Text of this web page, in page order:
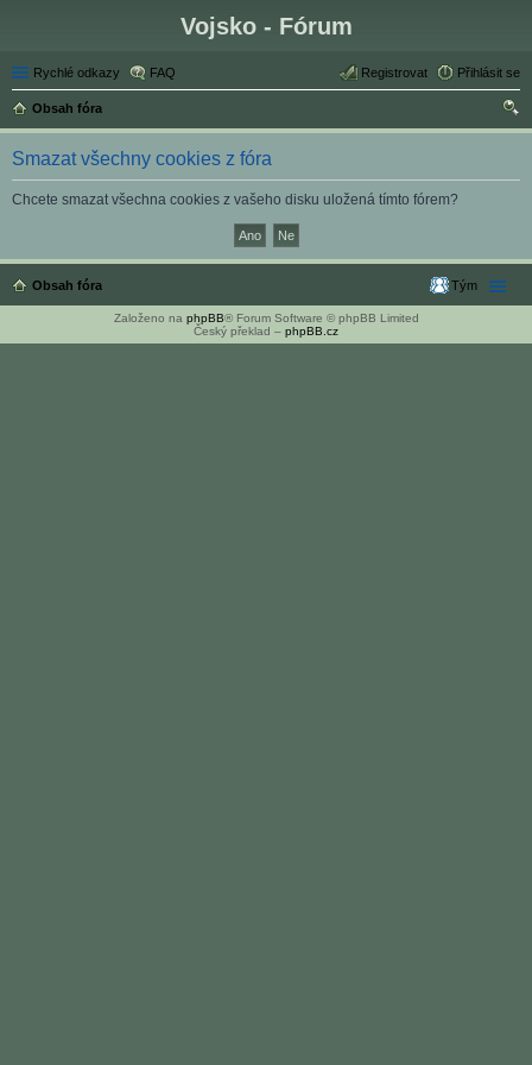
Vojsko - Fórum
Rychlé odkazy FAQ Přihlásit se
Registrovat
Obsah fóra
led
Smazat všechny cookies z fóra
Chcete smazat všechna cookies z vašeho disku uložená tímto fórem?
Obsah fóra Tým
Založeno na phpBB® Forum Software © phpBB Limited
Český překlad – phpBB.cz